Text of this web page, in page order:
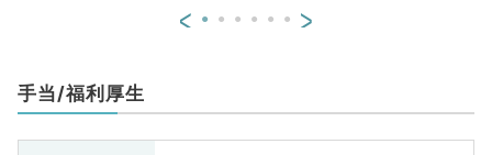
< >
手当/福利厚生